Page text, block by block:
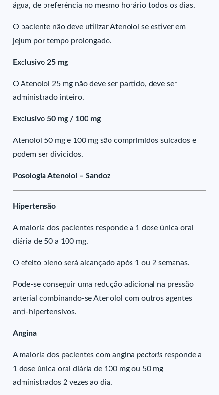
água, de preferência no mesmo horário todos os dias.
O paciente não deve utilizar Atenolol se estiver em
jejum por tempo prolongado.
Exclusivo 25 mg
O Atenolol 25 mg não deve ser partido, deve ser
administrado inteiro.
Exclusivo 50 mg / 100 mg
Atenolol 50 mg e 100 mg são comprimidos sulcados e
podem ser divididos.
Posologia Atenolol – Sandoz
Hipertensão
A maioria dos pacientes responde a 1 dose única oral
diária de 50 a 100 mg.
O efeito pleno será alcançado após 1 ou 2 semanas.
Pode-se conseguir uma redução adicional na pressão
arterial combinando-se Atenolol com outros agentes
anti-hipertensivos.
Angina
A maioria dos pacientes com angina pectoris responde a
1 dose única oral diária de 100 mg ou 50 mg
administrados 2 vezes ao dia.